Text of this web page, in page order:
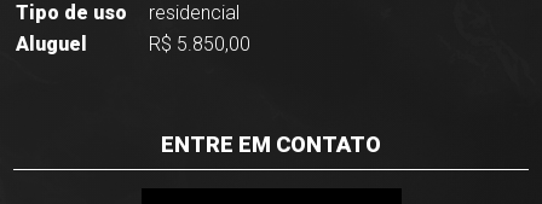
Tipo de uso
residencial
Aluguel
R$ 5.850,00
ENTRE EM CONTATO